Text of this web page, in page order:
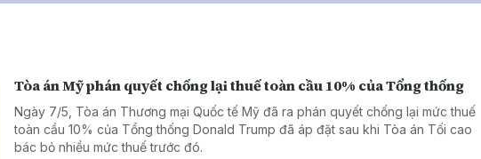
Tòa án Mỹ phán quyết chống lại thuế toàn cầu 10% của Tổng thống
Ngày 7/5, Tòa án Thương mại Quốc tế Mỹ đã ra phán quyết chống lại mức thuế
toàn cầu 10% của Tổng thống Donald Trump đã áp đặt sau khi Tòa án Tối cao
bác bỏ nhiều mức thuế trước đó.